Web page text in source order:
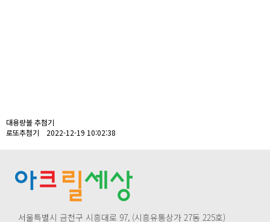
대용량볼 추첨기
로또추첨기 2022-12-19 10:02:38
서울특별시 금천구 시흥대로 97, (시흥유통상가 27동 225호)